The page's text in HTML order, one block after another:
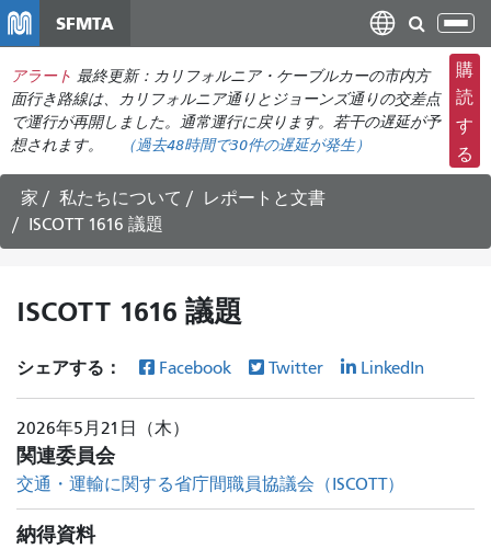
ン
コ
ン
テ
ン
ツ
移
SFMTA
ナ
ビ
ゲ
ー
シ
ョ
切
アラート 最終更新：カリフォルニア・ケーブルカーの市内方
面行き路線は、カリフォルニア通りとジョーンズ通りの交差点
で運行が再開しました。通常運行に戻ります。若干の遅延が予
想されます。
（過去48時間で30件の遅延が発生）
購
読
す
る
家 私たちについて
レポートと文書
ISCOTT 1616 議題
ISCOTT 1616 議題
シェアする： Facebook Twitter LinkedIn
2026年5月21日（木）
関連委員会
交通・運輸に関する省庁間職員協議会（ISCOTT）
納得資料